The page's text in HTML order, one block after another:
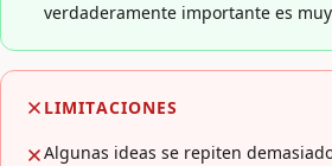
verdaderamente importante es
LIMITACIONES
Algunas ideas se repiten